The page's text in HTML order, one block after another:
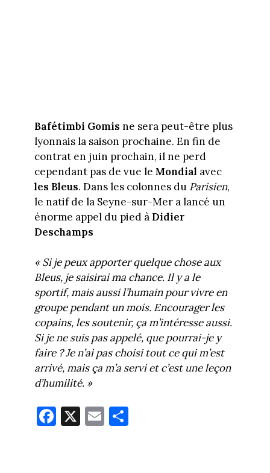
Bafétimbi Gomis ne sera peut-être plus
lyonnais la saison prochaine. En fin de
contrat en juin prochain, il ne perd
cependant pas de vue le Mondial avec
les Bleus. Dans les colonnes du Parisien,
le natif de la Seyne-sur-Mer a lancé un
énorme appel du pied à Didier
Deschamps
« Si je peux apporter quelque chose aux
Bleus, je saisirai ma chance. Il y a le
sportif, mais aussi l’humain pour vivre en
groupe pendant un mois. Encourager les
copains, les soutenir, ça m’intéresse aussi.
Si je ne suis pas appelé, que pourrai-je y
faire ? Je n’ai pas choisi tout ce qui m’est
arrivé, mais ça m’a servi et c’est une leçon
d’humilité. »
Fa
ce
X E
m
Pa